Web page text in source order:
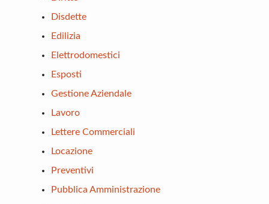
Disdette
Edilizia
Elettrodomestici
Esposti
Gestione Aziendale
Lavoro
Lettere Commerciali
Locazione
Preventivi
Pubblica Amministrazione